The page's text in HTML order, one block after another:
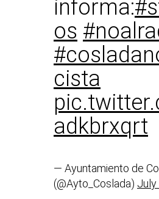
informa:
os
cista
adkbrxqrt
— Ayuntamiento de
(@Ayto_Coslada) July